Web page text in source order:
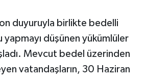
duyuruyla birlikte bedelli
yapmayı düşünen yükümlüler
Mevcut bedel üzerinden
vatandaşların, 30 Haziran